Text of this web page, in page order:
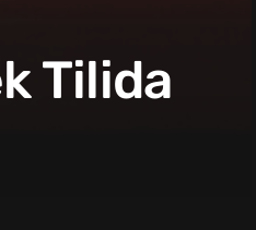
Tilida